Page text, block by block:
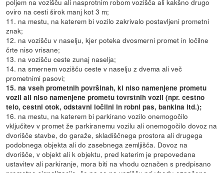
poljem na vozišču ali nasprotnim robom vozišča ali kakšno drugo
oviro na cesti širok manj kot 3 m;
11. na mestu, na katerem bi vozilo zakrivalo postavljeni prometni
znak;
12. na vozišču v naselju, kjer poteka dvosmerni promet in ločilne
črte niso vrisane;
13. na vozišču ceste zunaj naselja;
14. na smernem vozišču ceste v naselju z dvema ali več
prometnimi pasovi;
15. na vseh prometnih površinah, ki niso namenjene prometu
vozil ali niso namenjene prometu tovrstnih vozil (npr. cestno
telo, cestni otok, odstavni ločilni in robni pas, bankina itd.);
16. na mestu, na katerem bi parkirano vozilo onemogočilo
vključitev v promet že parkiranemu vozilu ali onemogočilo dovoz na
dvorišče stavbe, do garaže, skladiščnega prostora ali drugega
podobnega objekta ali do zasebnega zemljišča. Dovoz na
dvorišče, v objekt ali k objektu, pred katerim je prepovedana
ustavitev ali parkiranje, mora biti na vhodu označen s predpisano